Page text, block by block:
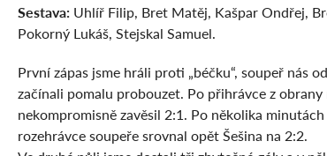
Sestava: Uhlíř Filip, Bret Matěj, Kašpar Ondřej,
Pokorný Lukáš, Stejskal Samuel.
První zápas jsme hráli proti „béčku“, soupeř nás
začínali pomalu probouzet. Po přihrávce z
nekompromisně zavěsil 2:1. Po několika
rozehrávce soupeře srovnal opět Šešina na 2:2.